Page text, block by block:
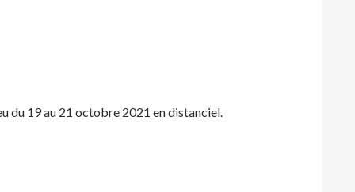
du 19 au 21 octobre 2021 en distanciel.